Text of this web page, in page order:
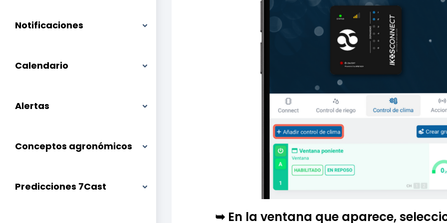
Notificaciones
Calendario
Alertas
Conceptos agronómicos
Predicciones 7Cast
➥ En la ventana que aparece,